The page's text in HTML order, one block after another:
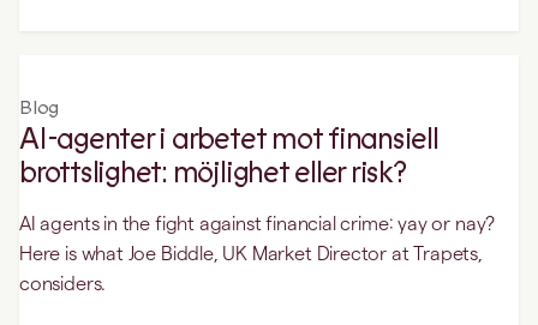
Blog
AI-agenter i arbetet mot finansiell
brottslighet: möjlighet eller risk?
AI agents in the fight against financial crime: yay or nay?
Here is what Joe Biddle, UK Market Director at Trapets,
considers.